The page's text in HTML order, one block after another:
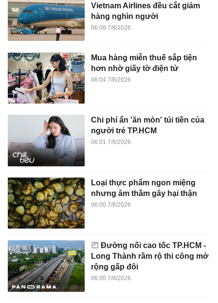
Vietnam Airlines đều cắt giảm
hàng nghìn người
06:08 7/8/2026
Mua hàng miễn thuế sắp tiện
hơn nhờ giấy tờ điện tử
06:04 7/8/2026
Chi phí ẩn 'ăn mòn' túi tiền của
người trẻ TP.HCM
06:01 7/8/2026
Loại thực phẩm ngon miệng
nhưng âm thầm gây hại thận
06:00 7/8/2026
Đường nối cao tốc TP.HCM -
Long Thành rầm rộ thi công mở
rộng gấp đôi
06:00 7/8/2026